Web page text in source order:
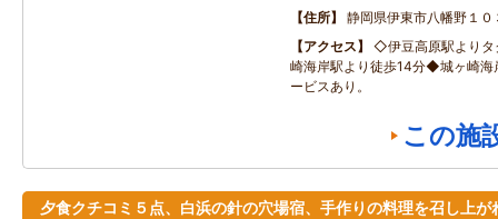
住所
静岡県伊東市八幡野１０
アクセス
◇伊豆高原駅より
崎海岸駅より徒歩14分◆城ヶ崎海
ービスあり。
この施
夕食クチコミ５点、白浜の針の穴場宿、手作りの料理を召し上が